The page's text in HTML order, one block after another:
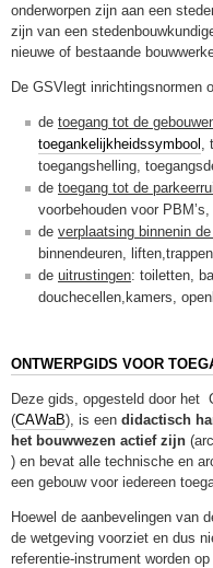
onderworpen zijn aan een
zijn van een
nieuwe of bestaande
De GSVlegt inrichtingsnormen
de toegang tot de
toegankelijkheidssymbool
toegangshelling,
de toegang tot de
voorbehouden voor PBM’s,
de verplaatsing binnenin
binnendeuren, liften,trappen,
de uitrustingen: toiletten,
douchecellen,kamers,
ONTWERPGIDS VOOR
Deze gids, opgesteld door het
(CAWaB), is een didactisch
het bouwwezen actief zijn
) en bevat alle technische en
een gebouw voor iedereen
Hoewel de aanbevelingen van
de wetgeving voorziet en dus
referentie-instrument worden